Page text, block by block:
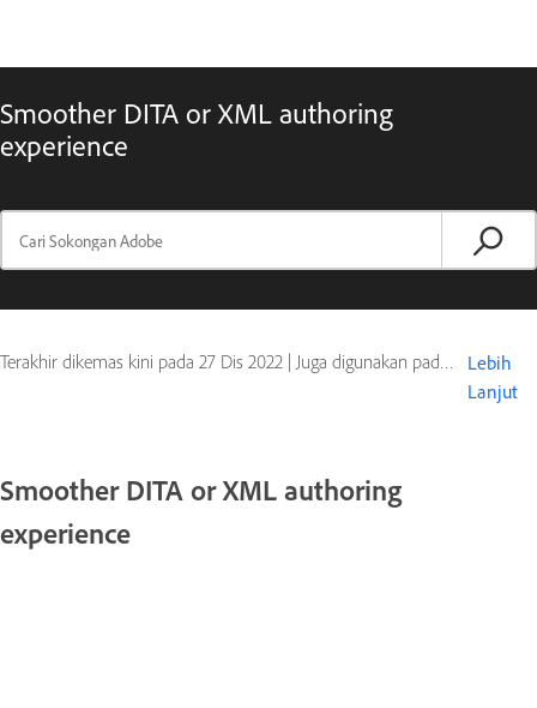
Smoother DITA or XML authoring
experience
Terakhir dikemas kini pada 27 Dis 2022 | Juga digunakan pada FrameMaker (2019 release)
Lebih
Lanjut
Smoother DITA or XML authoring
experience